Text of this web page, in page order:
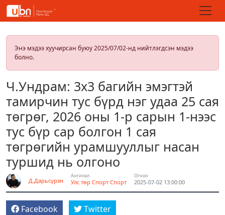
Энэ мэдээ хуучирсан буюу 2025/07/02-нд нийтлэгдсэн мэдээ
болно.
Ч.Ундрам: 3х3 багийн эмэгтэй
тамирчин тус бүрд нэг удаа 25 сая
төгрөг, 2026 оны 1-р сарын 1-нээс
тус бүр сар болгон 1 сая
төгрөгийн урамшууллыг насан
туршид нь олгоно
Д.Дарьсүрэн
Ангилал
Улс төр Спорт Спорт
Огноо
2025-07-02 13:00:00
Facebook Twitter